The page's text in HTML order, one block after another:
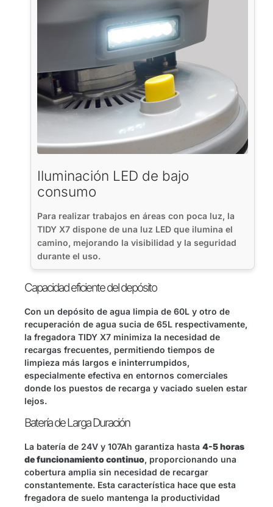
Iluminación LED de bajo
consumo
Para realizar trabajos en áreas con poca luz, la
TIDY X7 dispone de una luz LED que ilumina el
camino, mejorando la visibilidad y la seguridad
durante el uso.
Capacidad eficiente del depósito
Con un depósito de agua limpia de 60L y otro de
recuperación de agua sucia de 65L respectivamente,
la fregadora TIDY X7 minimiza la necesidad de
recargas frecuentes, permitiendo tiempos de
limpieza más largos e ininterrumpidos,
especialmente efectiva en entornos comerciales
donde los puestos de recarga y vaciado suelen estar
lejos.
Batería de Larga Duración
La batería de 24V y 107Ah garantiza hasta 4-5 horas
de funcionamiento continuo, proporcionando una
cobertura amplia sin necesidad de recargar
constantemente. Esta característica hace que esta
fregadora de suelo mantenga la productividad